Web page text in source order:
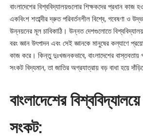
বাংলাদেশের বিশ্ববিদ্যালয়গুলোর শিক্ষকদের প্রধান কাজ
একবিংশ শতাব্দীর দ্রুত পরিবর্তনশীল বিশ্বে, গবেষণা ও
উন্নয়নের মূল চাবিকাঠি। উন্নত দেশগুলোতে
বরং জ্ঞান উৎপাদন এবং সেই জ্ঞানকে মানুষের কল্যাণে
কাজ করে। কিন্তু দুঃখজনকভাবে, বাংলাদেশের বাস্তবতায়
সংকট বিদ্যমান, তা জাতির অগ্রযাত্রায় বড় বাধা হয়ে
বাংলাদেশের
সংকট: